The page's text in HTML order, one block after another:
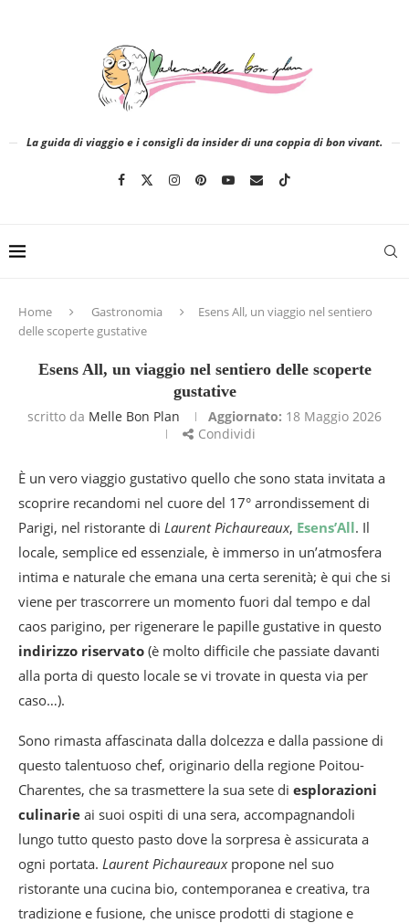
La guida di viaggio e i consigli da insider di una coppia di bon vivant.
Home Gastronomia
Esens All, un viaggio nel sentiero
delle scoperte gustative
Esens All, un viaggio nel sentiero delle scoperte
gustative
scritto da Melle Bon Plan Aggiornato: 18 Maggio 2026
Condividi
È un vero viaggio gustativo quello che sono stata invitata a
scoprire recandomi nel cuore del 17° arrondissement di
Parigi, nel ristorante di Laurent Pichaureaux, Esens’All. Il
locale, semplice ed essenziale, è immerso in un’atmosfera
intima e naturale che emana una certa serenità; è qui che si
viene per trascorrere un momento fuori dal tempo e dal
caos parigino, per rigenerare le papille gustative in questo
indirizzo riservato (è molto difficile che passiate davanti
alla porta di questo locale se vi trovate in questa via per
caso…).
Sono rimasta affascinata dalla dolcezza e dalla passione di
questo talentuoso chef, originario della regione Poitou-
Charentes, che sa trasmettere la sua sete di esplorazioni
culinarie ai suoi ospiti di una sera, accompagnandoli
lungo tutto questo pasto dove la sorpresa è assicurata a
ogni portata. Laurent Pichaureauxpropone nel suo
ristorante una cucina bio, contemporanea e creativa, tra
tradizione e fusione, che unisce prodotti di stagione e